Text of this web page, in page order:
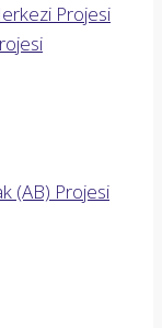
Projesi
(AB) Projesi